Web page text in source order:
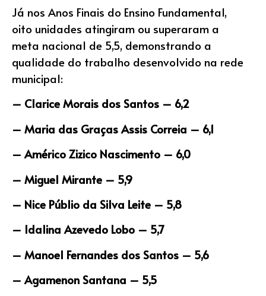
Já nos Anos Finais do Ensino Fundamental,
oito unidades atingiram ou superaram a
meta nacional de 5,5, demonstrando a
qualidade do trabalho desenvolvido na rede
municipal:
– Clarice Morais dos Santos – 6,2
– Maria das Graças Assis Correia – 6,1
– Américo Zizico Nascimento – 6,0
– Miguel Mirante – 5,9
– Nice Públio da Silva Leite – 5,8
– Idalina Azevedo Lobo – 5,7
– Manoel Fernandes dos Santos – 5,6
– Agamenon Santana – 5,5